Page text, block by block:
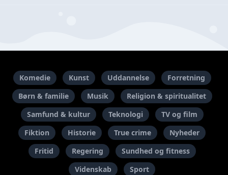
Komedie Kunst Uddannelse
Forretning
Børn & familie
Musik
Religion & spiritualitet
Samfund & kultur
Teknologi
TV og film
Fiktion
Historie True crime
Nyheder
Fritid
Regering
Sundhed og fitness
Videnskab
Sport